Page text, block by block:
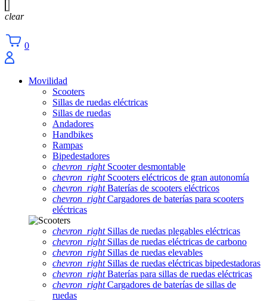
clear
0
Movilidad
Scooters
Sillas de ruedas eléctricas
Sillas de ruedas
Andadores
Handbikes
Rampas
Bipedestadores
chevron_rightScooter desmontable
chevron_rightScooters eléctricos de gran autonomía
chevron_rightBaterías de scooters eléctricos
chevron_rightCargadores de baterías para scooters
eléctricas
chevron_rightSillas de ruedas plegables eléctricas
chevron_rightSillas de ruedas eléctricas de carbono
chevron_rightSillas de ruedas elevables
chevron_rightSillas de ruedas eléctricas bipedestadoras
chevron_rightBaterías para sillas de ruedas eléctricas
chevron_rightCargadores de baterías de sillas de
ruedas